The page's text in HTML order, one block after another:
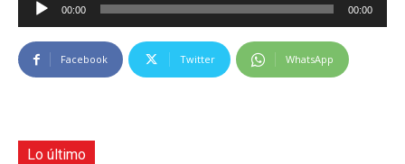
p
r
00:00 00:00
Facebook Twitter WhatsApp
Lo último